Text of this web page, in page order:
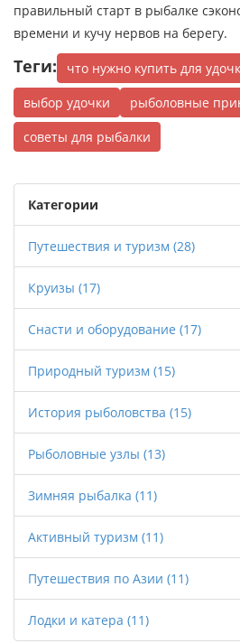
правильный старт в рыбалке
времени и кучу нервов на берегу.
Теги: что нужно купить для
выбор удочки
рыболовные
советы для рыбалки
Категории
Путешествия и туризм (28)
Круизы (17)
Снасти и оборудование (17)
Природный туризм (15)
История рыболовства (15)
Рыболовные узлы (13)
Зимняя рыбалка (11)
Активный туризм (11)
Путешествия по Азии (11)
Лодки и катера (11)